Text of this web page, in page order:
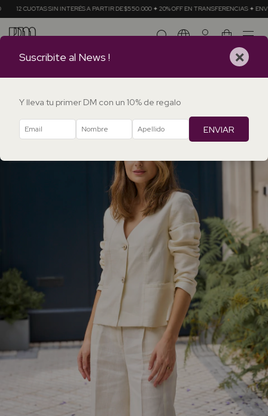
SIN INTERÉS A PARTIR DE $550.000 ✦ 20% OFF EN TRANSFERENCIAS ✦ ENVÍOS
0
Suscribite al News ! ×
Y lleva tu primer DM con un 10% de regalo
ENVIAR